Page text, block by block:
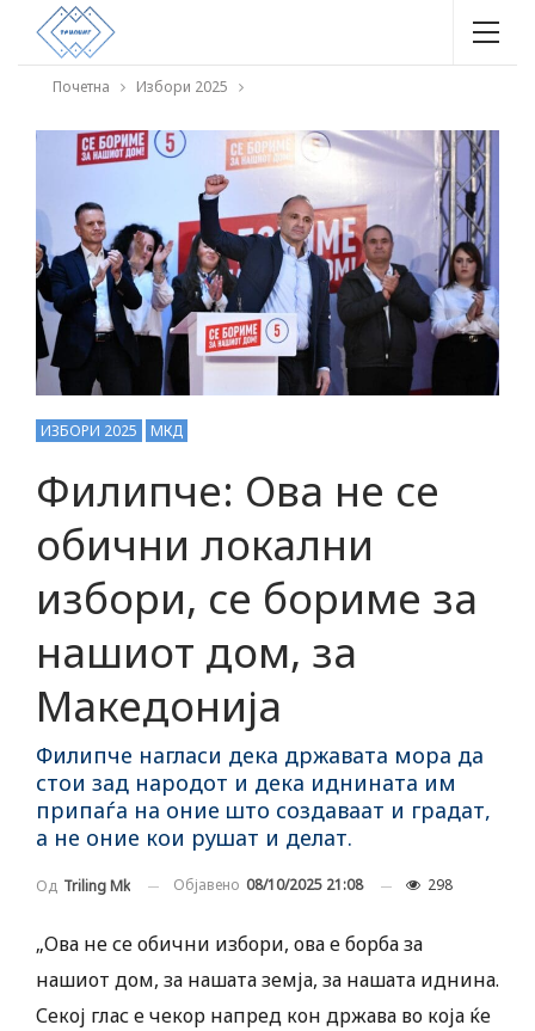
Почетна Избори 2025
ИЗБОРИ 2025 МКД
Филипче: Ова не се
обични локални
избори, се бориме за
нашиот дом, за
Македонија
Филипче нагласи дека државата мора да
стои зад народот и дека иднината им
припаѓа на оние што создаваат и градат,
а не оние кои рушат и делат.
Од Triling Mk Објавено 08/10/2025 21:08 298
„Ова не се обични избори, ова е борба за
нашиот дом, за нашата земја, за нашата иднина.
Секој глас е чекор напред кон држава во која ќе